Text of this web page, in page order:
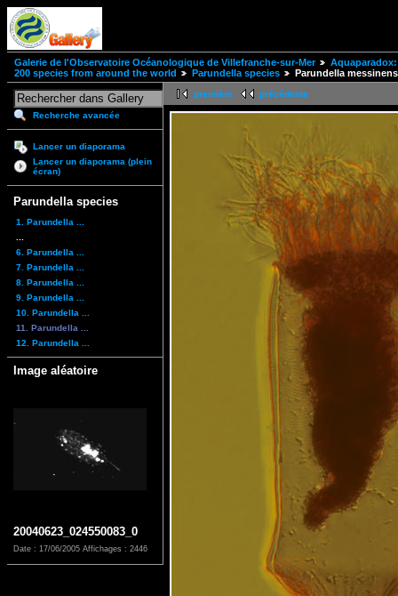
Galerie de l'Observatoire Océanologique de Villefranche-sur-Mer
200 species from around the world
Parundella species Parundella
Recherche avancée
Lancer un diaporama
Lancer un diaporama (plein
écran)
Parundella species
1. Parundella ...
6. Parundella ...
7. Parundella ...
8. Parundella ...
9. Parundella ...
10. Parundella ...
11. Parundella ...
12. Parundella ...
Image aléatoire
20040623_024550083_0
Date : 17/06/2005 Affichages : 2446
première précédente